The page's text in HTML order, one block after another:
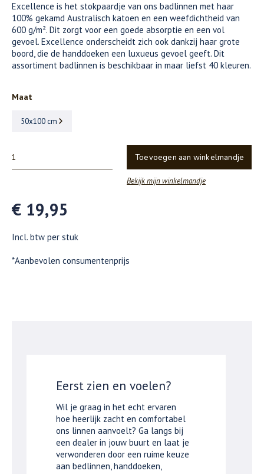
Excellence is het stokpaardje van ons badlinnen met haar
100% gekamd Australisch katoen en een weefdichtheid van
600 g/m². Dit zorgt voor een goede absorptie en een vol
gevoel. Excellence onderscheidt zich ook dankzij haar grote
boord, die de handdoeken een luxueus gevoel geeft. Dit
assortiment badlinnen is beschikbaar in maar liefst 40 kleuren.
Maat
50x100 cm
Toevoegen aan winkelmandje
Bekijk mijn winkelmandje
€ 19,95
Incl. btw per stuk
*Aanbevolen consumentenprijs
Eerst zien en voelen?
Wil je graag in het echt ervaren
hoe heerlijk zacht en comfortabel
ons linnen aanvoelt? Ga langs bij
een dealer in jouw buurt en laat je
verwonderen door een ruime keuze
aan bedlinnen, handdoeken,